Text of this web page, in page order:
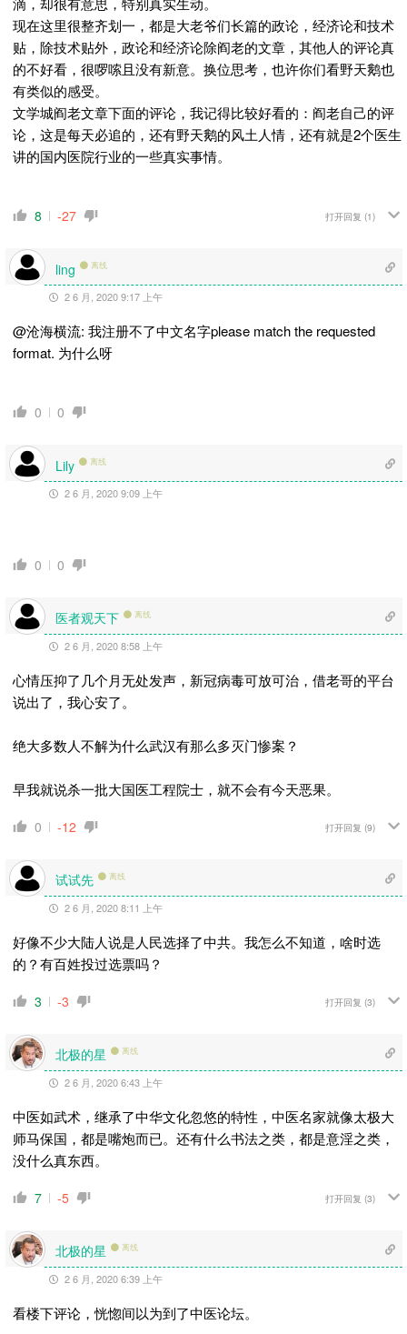
现在这里很整齐划一，都是大老爷们长篇的政论，经济论和技术
贴，除技术贴外，政论和经济论除阎老的文章，其他人的评论真
的不好看，很啰嗦且没有新意。换位思考，也许你们看野天鹅也
有类似的感受。
文学城阎老文章下面的评论，我记得比较好看的：阎老自己的评
论，这是每天必追的，还有野天鹅的风土人情，还有就是2个医生
讲的国内医院行业的一些真实事情。
8 -27 打开回复 (1)
ling 离线
2 6 月, 2020 9:17 上午
@沧海横流: 我注册不了中文名字please match the requested
format. 为什么呀
0 0
Lily 离线
2 6 月, 2020 9:09 上午
0 0
医者观天下 离线
2 6 月, 2020 8:58 上午
心情压抑了几个月无处发声，新冠病毒可放可治，借老哥的平台
说出了，我心安了。
绝大多数人不解为什么武汉有那么多灭门惨案？
早我就说杀一批大国医工程院士，就不会有今天恶果。
0 -12 打开回复 (9)
试试先 离线
2 6 月, 2020 8:11 上午
好像不少大陆人说是人民选择了中共。我怎么不知道，啥时选
的？有百姓投过选票吗？
3 -3 打开回复 (3)
北极的星 离线
2 6 月, 2020 6:43 上午
中医如武术，继承了中华文化忽悠的特性，中医名家就像太极大
师马保国，都是嘴炮而已。还有什么书法之类，都是意淫之类，
没什么真东西。
7 -5 打开回复 (3)
北极的星 离线
2 6 月, 2020 6:39 上午
看楼下评论，恍惚间以为到了中医论坛。